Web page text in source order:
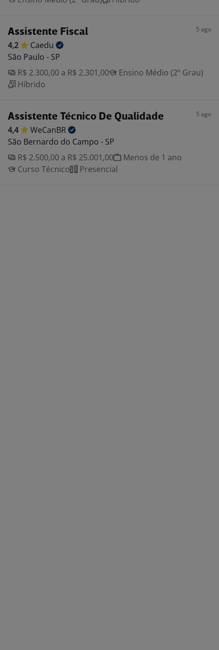
Assistente Fiscal 5 ago
4,2
Caedu
São Paulo - SP
R$ 2.300,00 a R$ 2.301,00
Ensino Médio (2º Grau)
Híbrido
Assistente Técnico De Qualidade 5 ago
4,4
WeCanBR
São Bernardo do Campo - SP
R$ 2.500,00 a R$ 25.001,00
Menos de 1 ano
Curso Técnico
Presencial